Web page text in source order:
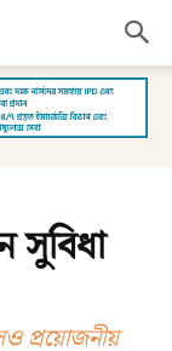
সুবিধা
প্রয়োজনীয়